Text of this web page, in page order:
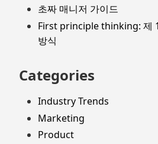
초짜 매니저 가이드
First principle thinking: 제
방식
Categories
Industry Trends
Marketing
Product